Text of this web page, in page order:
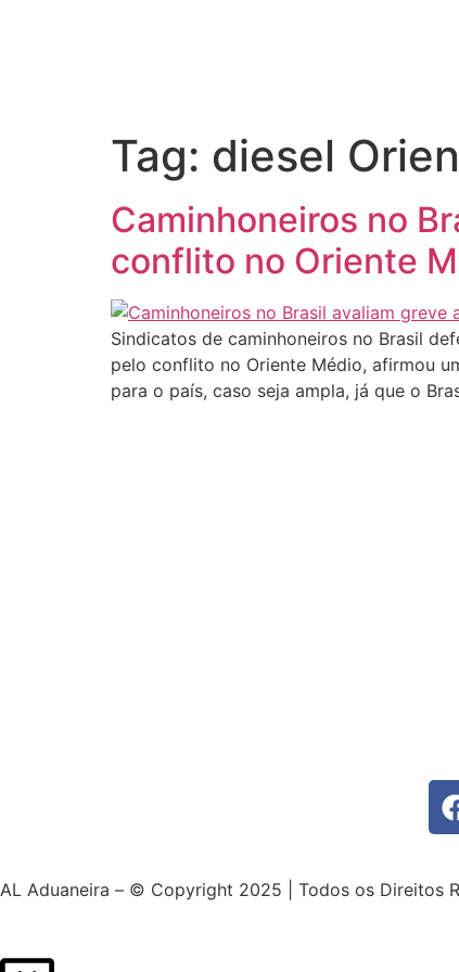
Tag: diesel
Caminhoneiros no
conflito no Oriente
Sindicatos de caminhoneiros no Brasil
pelo conflito no Oriente Médio, afirmou
para o país, caso seja ampla, já que o
AL Aduaneira – © Copyright 2025 | Todos os Direitos